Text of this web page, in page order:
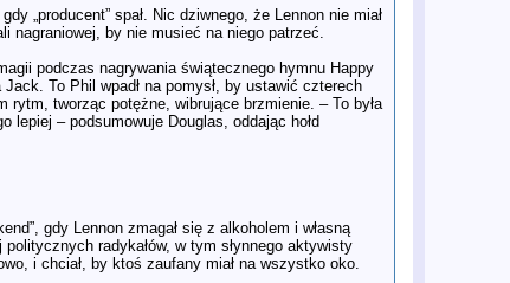
15 lis
Geniusz i kupa: Zemsta Paula
McCartneya
14 lis
Problem na "drodze" do filmu o
Beatlesach. Słynne przejście
niedostępne dla ekipy
13 lis
POKÓJ, MIŁOŚĆ I POP – Niezwykła
solowa passa Ringo Starra w latach
1970–1974
Paula McCartneya po rozpadzie
The Beatles
9 lis
Wywiad na wyłączność z Paulem
McCartneyem: „Na początku John,
„producent” spał. Nic dziwnego, że Lennon nie miał
nagraniowej, by nie musieć na niego patrzeć.
podczas nagrywania świątecznego hymnu Happy
To Phil wpadł na pomysł, by ustawić czterech
tworząc potężne, wibrujące brzmienie. – To była
lepiej – podsumowuje Douglas, oddając hołd
gdy Lennon zmagał się z alkoholem i własną
radykałów, w tym słynnego aktywisty
i chciał, by ktoś zaufany miał na wszystko oko.